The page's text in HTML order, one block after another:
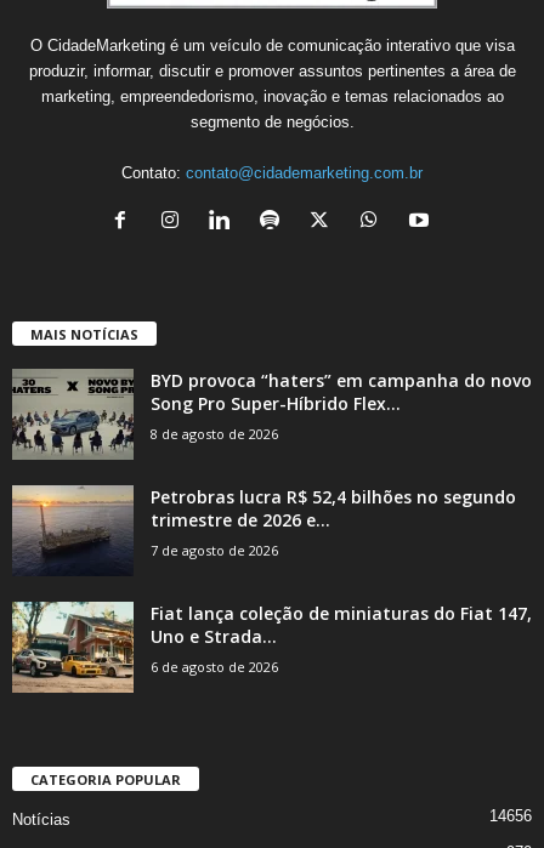
O CidadeMarketing é um veículo de comunicação interativo que visa
produzir, informar, discutir e promover assuntos pertinentes a área de
marketing, empreendedorismo, inovação e temas relacionados ao
segmento de negócios.
Contato: contato@cidademarketing.com.br
MAIS NOTÍCIAS
BYD provoca “haters” em campanha do novo
Song Pro Super-Híbrido Flex...
8 de agosto de 2026
Petrobras lucra R$ 52,4 bilhões no segundo
trimestre de 2026 e...
7 de agosto de 2026
Fiat lança coleção de miniaturas do Fiat 147,
Uno e Strada...
6 de agosto de 2026
CATEGORIA POPULAR
Notícias 14656